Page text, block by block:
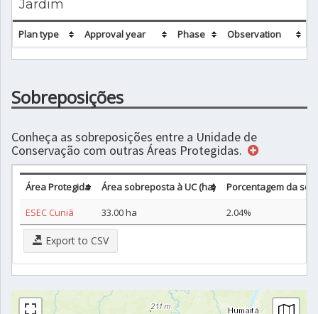
Jardim
Plan type Approval year Phase Observation
Sobreposições
Conheça as sobreposições entre a Unidade de
Conservação com outras Áreas Protegidas.
Área Protegida Área sobreposta à UC (ha)
Porcentagem da
ESEC Cuniã
33.00 ha 2.04%
Export to CSV